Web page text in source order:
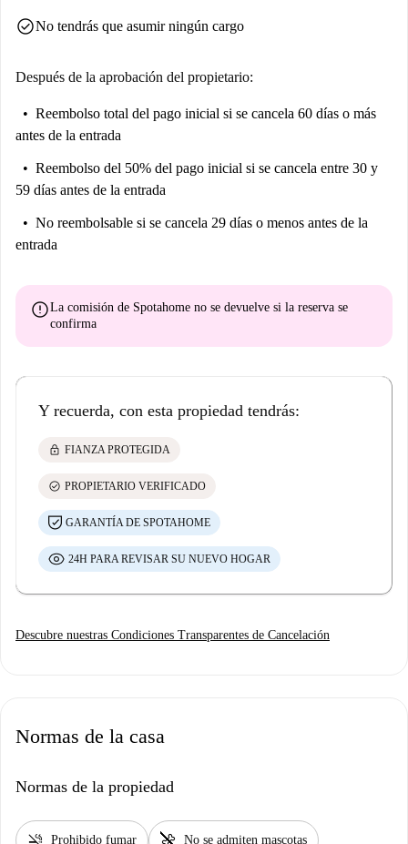
check_circleNo tendrás que asumir ningún cargo
Después de la aprobación del propietario:
Reembolso total del pago inicial si se cancela 60 días o más
antes de la entrada
Reembolso del 50% del pago inicial si se cancela entre 30 y
59 días antes de la entrada
No reembolsable si se cancela 29 días o menos antes de la
entrada
errorLa comisión de Spotahome no se devuelve si la reserva se
confirma
Y recuerda, con esta propiedad tendrás:
lock FIANZA PROTEGIDA
check_circle PROPIETARIO VERIFICADO
GARANTÍA DE SPOTAHOME
24H PARA REVISAR SU NUEVO HOGAR
Descubre nuestras Condiciones Transparentes de Cancelación
Normas de la casa
Normas de la propiedad
Prohibido fumar No se admiten mascotas